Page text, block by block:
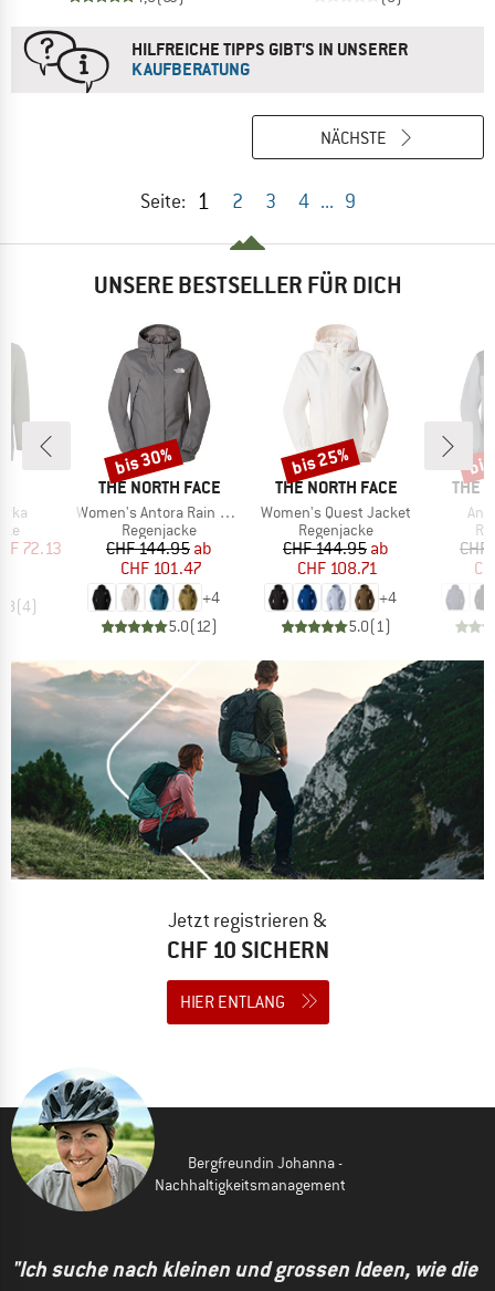
HILFREICHE TIPPS GIBT'S IN UNSERER
KAUFBERATUNG
Seite: 1 2 3 4 ... 9
NÄCHSTE
UNSERE BESTSELLER FÜR DICH
Preis
72.13
(4)
MARKE
THE NORTH FACE
Artikel
Women's Antora Rain Jacket
Produktgruppe
Regenjacke
Preis
CHF 144.95reduzierter Preis
ab
CHF 101.47
+4
5.0( 12)
Rabatt
bis 30%
MARKE
THE NORTH FACE
Artikel
Women's Quest Jacket
Produktgruppe
Regenjacke
Preis
CHF 144.95reduzierter Preis
ab
CHF 108.71
+4
5.0( 1)
Rabatt
bis 25%
THE
Jetzt registrieren &
CHF 10 SICHERN
HIER ENTLANG
Bergfreundin Johanna -
Nachhaltigkeitsmanagement
"Ich suche nach kleinen und grossen Ideen, wie die